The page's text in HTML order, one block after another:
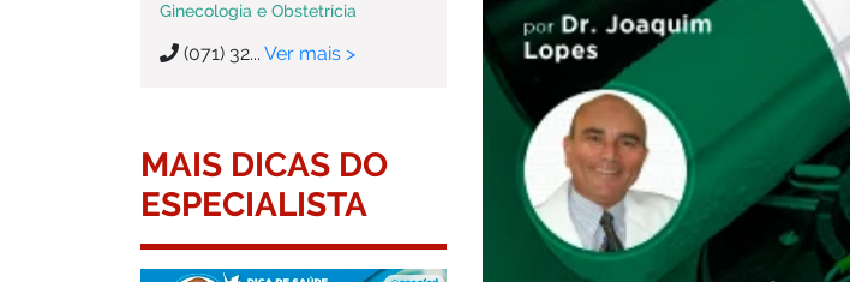
Ginecologia e Obstetrícia
(071) 32... Ver mais >
MAIS DICAS DO
ESPECIALISTA